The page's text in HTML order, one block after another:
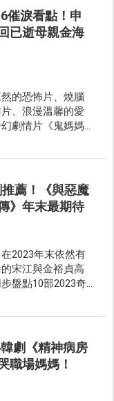
催淚看點！申
已逝母親金海
的恐怖片、燒腦
、浪漫溫馨的愛
劇情片《鬼媽媽
淚看點！
薦！《與惡魔
》年末最期待
2023年末依然有
宋江與金裕貞高
盤點10部2023奇
劇《精神病房
職場媽媽！